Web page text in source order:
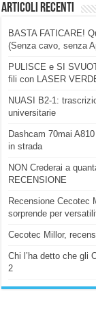
Articoli Recenti
BASTA FATICARE!
(Senza cavo, senza
PULISCE e SI
fili con LASER
NUASI B2-1:
universitarie
Dashcam 70mai
in strada
NON Crederai a
RECENSIONE
Recensione Cecotec
sorprende per
Cecotec Millor,
Chi l’ha detto che gli
2